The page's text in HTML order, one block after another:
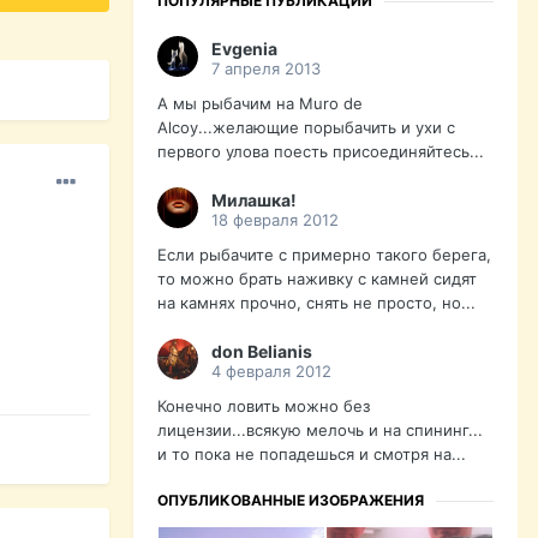
Evgenia
7 апреля 2013
А мы рыбачим на Muro de
Alcoy...желающие порыбачить и ухи с
первого улова поесть присоединяйтесь...
Милашка!
18 февраля 2012
Если рыбачите с примерно такого берега,
то можно брать наживку с камней сидят
на камнях прочно, снять не просто, но...
don Belianis
4 февраля 2012
Конечно ловить можно без
лицензии...всякую мелочь и на спининг...
и то пока не попадешься и смотря на...
ОПУБЛИКОВАННЫЕ ИЗОБРАЖЕНИЯ